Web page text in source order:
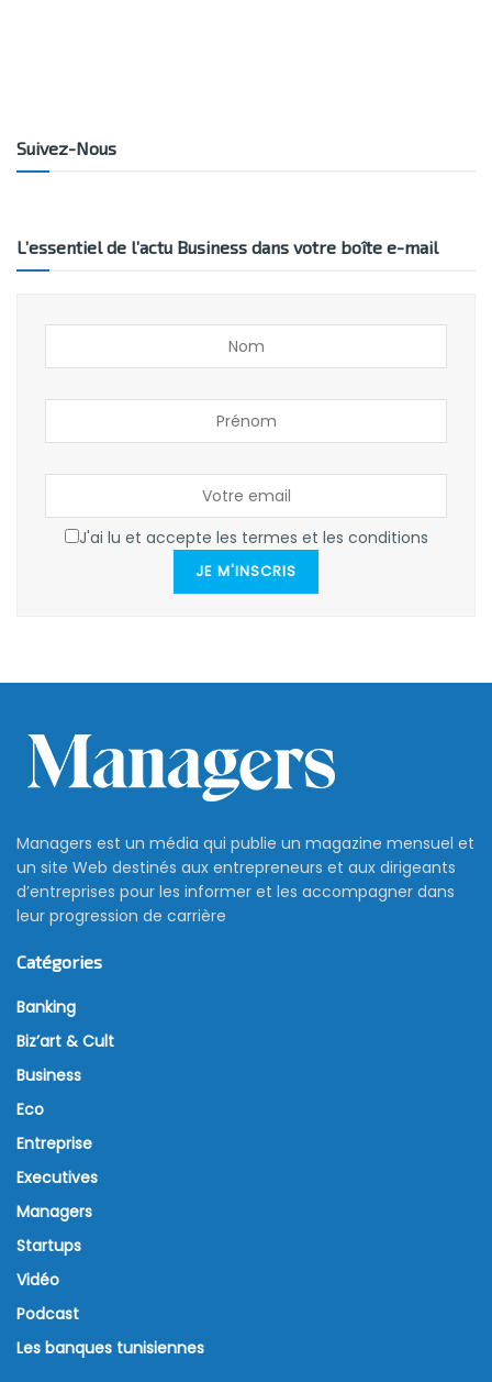
Suivez-Nous
L’essentiel de l’actu Business dans votre boîte e-mail
J'ai lu et accepte les termes et les conditions
JE M'INSCRIS
Managers est un média qui publie un magazine mensuel et
un site Web destinés aux entrepreneurs et aux dirigeants
d’entreprises pour les informer et les accompagner dans
leur progression de carrière
Catégories
Banking
Biz’art & Cult
Business
Eco
Entreprise
Executives
Managers
Startups
Vidéo
Podcast
Les banques tunisiennes